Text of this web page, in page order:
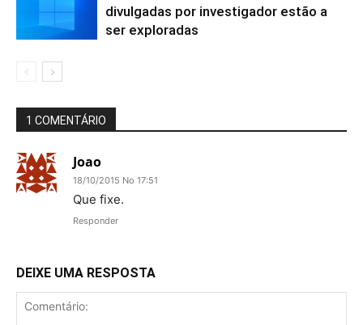
divulgadas por investigador estão a
ser exploradas
1 COMENTÁRIO
Joao
18/10/2015 No 17:51
Que fixe.
Responder
DEIXE UMA RESPOSTA